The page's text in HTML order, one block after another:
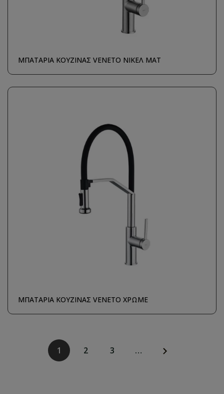
ΜΠΑΤΑΡΙΑ ΚΟΥΖΙΝΑΣ VENETO ΝΙΚΕΛ ΜΑΤ
ΜΠΑΤΑΡΙΑ ΚΟΥΖΙΝΑΣ VENETO ΧΡΩΜΕ
1 2 3 …